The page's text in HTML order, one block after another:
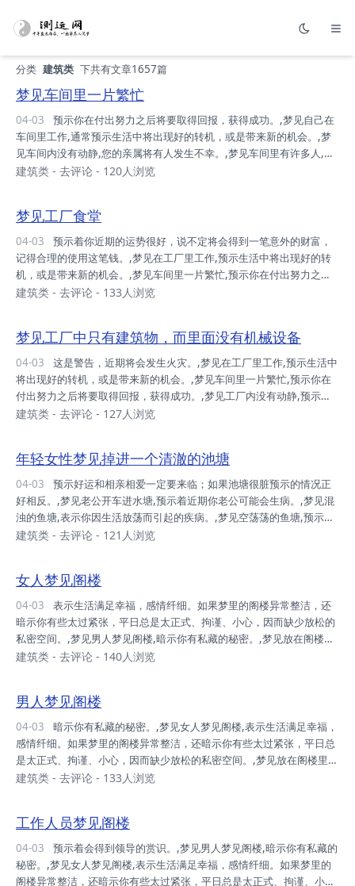
分类 建筑类 下共有文章1657篇
梦见车间里一片繁忙
04-03
车间里工作,通常预示生活中将出现好的转机，或是带来新的机会。,梦
见车间内没有动静,您的亲属将有人发生不幸。,梦见车间里有许多人,一
片生动活泼的气息，表示周围的人将对您甚具好感。,梦见从车间大门走
的预兆。,
建筑类 - 去评论 - 120人浏览
梦见工厂食堂
04-03
记得合理的使用这笔钱。,梦见在工厂里工作,预示生活中将出现好的转
机，或是带来新的机会。,梦见车间里一片繁忙,预示你在付出努力之后
将要取得回报，获得成功。,梦见工厂内没有动静,预示着您的亲属将有
息表示周围的人将对您甚具好感。,
建筑类 - 去评论 - 133人浏览
梦见工厂中只有建筑物，而里面没有机械设备
04-03
将出现好的转机，或是带来新的机会。,梦见车间里一片繁忙,预示你在
付出努力之后将要取得回报，获得成功。,梦见工厂内没有动静,预示着
您的亲属将有人发生不幸。,梦见工厂里有许多人,这种一片生动活泼的
建筑类 - 去评论 - 127人浏览
年轻女性梦见掉进一个清澈的池塘
04-03
好相反。,梦见老公开车进水塘,预示着近期你老公可能会生病。,梦见混
浊的鱼塘,表示你因生活放荡而引起的疾病。,梦见空荡荡的鱼塘,预示死
对头正向你逼近。,梦见鱼塘里好多鱼,预示你若能摆脱自我中心，采取
建筑类 - 去评论 - 121人浏览
女人梦见阁楼
04-03
暗示你有些太过紧张，平日总是太正式、拘谨、小心，因而缺少放松的
私密空间。,梦见男人梦见阁楼,暗示你有私藏的秘密。,梦见放在阁楼里
的箱子,表示你可能有搁置已久的计划，或是没能实现的计划。如果梦见
有所追求，但可能有时会因为太注重理论，而脱离实际。,梦见工作人员
梦见阁楼,预示着会得到领导的赏识。,梦见阁楼着火,会有好运。,
建筑类 - 去评论 - 140人浏览
男人梦见阁楼
04-03
感情纤细。如果梦里的阁楼异常整洁，还暗示你有些太过紧张，平日总
是太正式、拘谨、小心，因而缺少放松的私密空间。,梦见放在阁楼里的
箱子,表示你可能有搁置已久的计划，或是没能实现的计划。如果梦见自
所追求，但可能有时会因为太注重理论，而脱离实际。,梦见工作人员梦
见阁楼,预示着会得到领导的赏识。,梦见阁楼着火,会有好运。,
建筑类 - 去评论 - 133人浏览
工作人员梦见阁楼
04-03
秘密。,梦见女人梦见阁楼,表示生活满足幸福，感情纤细。如果梦里的
阁楼异常整洁，还暗示你有些太过紧张，平日总是太正式、拘谨、小